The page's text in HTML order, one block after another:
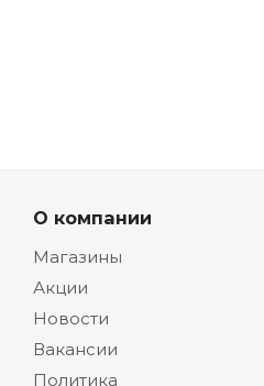
О компании
Магазины
Акции
Новости
Вакансии
Политика